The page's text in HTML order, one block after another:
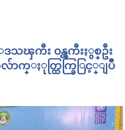
ၾကီး ၀န္ၾကီးႏွစ္ဦး
ာက္ႏုတ္ထြက္ခြြင့္ျပဳ